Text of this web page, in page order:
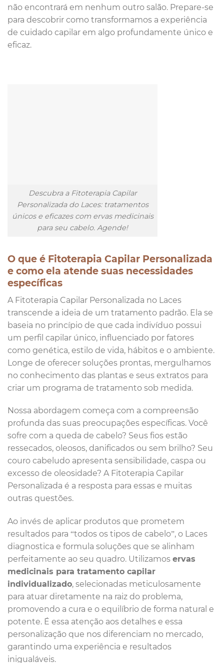
não encontrará em nenhum outro salão. Prepare-se
para descobrir como transformamos a experiência
de cuidado capilar em algo profundamente único e
eficaz.
Descubra a Fitoterapia Capilar
Personalizada do Laces: tratamentos
únicos e eficazes com ervas medicinais
para seu cabelo. Agende!
O que é Fitoterapia Capilar Personalizada
e como ela atende suas necessidades
específicas
A Fitoterapia Capilar Personalizada no Laces
transcende a ideia de um tratamento padrão. Ela se
baseia no princípio de que cada indivíduo possui
um perfil capilar único, influenciado por fatores
como genética, estilo de vida, hábitos e o ambiente.
Longe de oferecer soluções prontas, mergulhamos
no conhecimento das plantas e seus extratos para
criar um programa de tratamento sob medida.
Nossa abordagem começa com a compreensão
profunda das suas preocupações específicas. Você
sofre com a queda de cabelo? Seus fios estão
ressecados, oleosos, danificados ou sem brilho? Seu
couro cabeludo apresenta sensibilidade, caspa ou
excesso de oleosidade? A Fitoterapia Capilar
Personalizada é a resposta para essas e muitas
outras questões.
Ao invés de aplicar produtos que prometem
resultados para “todos os tipos de cabelo”, o Laces
diagnostica e formula soluções que se alinham
perfeitamente ao seu quadro. Utilizamos ervas
medicinais para tratamento capilar
individualizado, selecionadas meticulosamente
para atuar diretamente na raiz do problema,
promovendo a cura e o equilíbrio de forma natural e
potente. É essa atenção aos detalhes e essa
personalização que nos diferenciam no mercado,
garantindo uma experiência e resultados
inigualáveis.